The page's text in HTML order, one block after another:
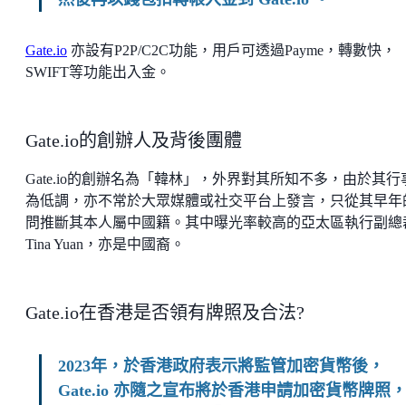
Gate.io 亦設有P2P/C2C功能，用戶可透過Payme，轉數快，
SWIFT等功能出入金。
Gate.io的創辦人及背後團體
Gate.io的創辦名為「韓林」，外界對其所知不多，由於其行
為低調，亦不常於大眾媒體或社交平台上發言，只從其早年
問推斷其本人屬中國籍。其中曝光率較高的亞太區執行副總
Tina Yuan，亦是中國裔。
Gate.io在香港是否領有牌照及合法?
2023年，於香港政府表示將監管加密貨幣後，
Gate.io 亦隨之宣布將於香港申請加密貨幣牌照，